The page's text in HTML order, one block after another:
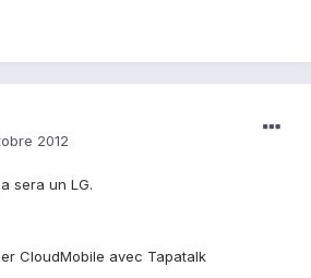
2012
sera un LG.
CloudMobile avec Tapatalk